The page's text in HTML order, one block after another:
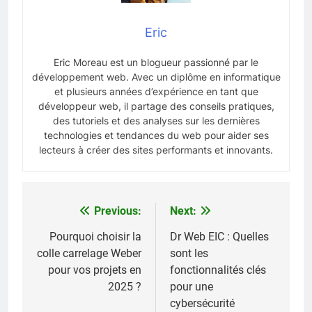
Eric
Eric Moreau est un blogueur passionné par le
développement web. Avec un diplôme en informatique
et plusieurs années d’expérience en tant que
développeur web, il partage des conseils pratiques,
des tutoriels et des analyses sur les dernières
technologies et tendances du web pour aider ses
lecteurs à créer des sites performants et innovants.
Navigation
de
l’article
Previous:
Pourquoi choisir la
colle carrelage Weber
pour vos projets en
2025 ?
Next:
Dr Web EIC : Quelles
sont les
fonctionnalités clés
pour une
cybersécurité